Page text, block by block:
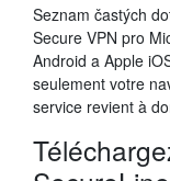
Seznam častých
Secure VPN pro
Android a Apple
seulement votre
service revient à